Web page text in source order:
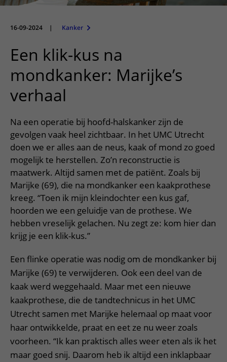
Onderzoeken en diagnostiek
Bloedprikken
Wachttijden
Wijzigen patiëntgegevens
Mijn UMC Utrecht patiëntportaal
Faciliteiten en voorzieningen
Bezoekregels
Parkeren
Wegwijs in het ziekenhuis
Contact met verpleegafdeling
Het Wilhelmina Kinderziekenhuis
Diagnostiek aanvragen
Zorgverlenersportaal
Onderwijs
Werken bij het UMC Utrecht
16-09-2024 | Kanker
Een klik-kus na
mondkanker: Marijke’s
verhaal
Na een operatie bij hoofd-halskanker zijn de
gevolgen vaak heel zichtbaar. In het UMC Utrecht
doen we er alles aan de neus, kaak of mond zo goed
mogelijk te herstellen. Zo’n reconstructie is
maatwerk. Altijd samen met de patiënt. Zoals bij
Marijke (69), die na mondkanker een kaakprothese
kreeg. “Toen ik mijn kleindochter een kus gaf,
hoorden we een geluidje van de prothese. We
hebben vreselijk gelachen. Nu zegt ze: kom hier dan
krijg je een klik-kus.”
Een flinke operatie was nodig om de mondkanker bij
Marijke (69) te verwijderen. Ook een deel van de
kaak werd weggehaald. Maar met een nieuwe
kaakprothese, die de tandtechnicus in het UMC
Utrecht samen met Marijke helemaal op maat voor
haar ontwikkelde, praat en eet ze nu weer zoals
voorheen. “Ik kan praktisch alles weer eten als ik het
maar goed snij. Daarom heb ik altijd een inklapbaar